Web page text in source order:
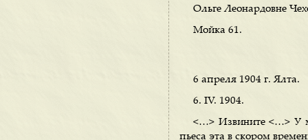
Ольге Леонардовне
Мойка 61.
6 апреля 1904 г. Ялта.
6. IV. 1904.
<…> Извините <…> У
пьеса эта в скором